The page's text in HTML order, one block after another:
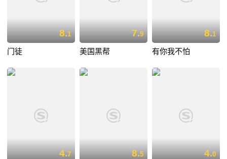
8.1
门徒
7.9
美国黑帮
8.1
有你我不怕
4.7 8.5 4.0